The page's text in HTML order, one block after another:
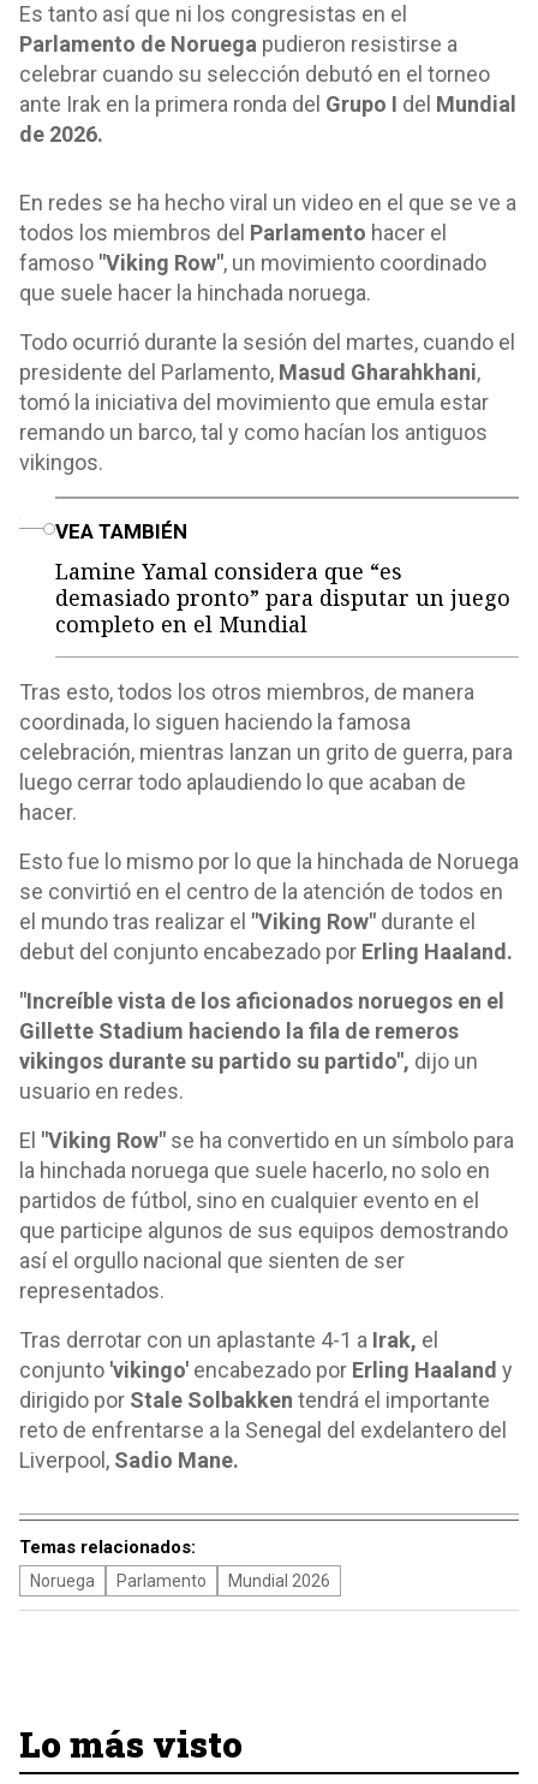
Es tanto así que ni los congresistas en el
Parlamento de Noruega pudieron resistirse a
celebrar cuando su selección debutó en el torneo
ante Irak en la primera ronda del Grupo I del Mundial
de 2026.
En redes se ha hecho viral un video en el que se ve a
todos los miembros del Parlamento hacer el
famoso "Viking Row", un movimiento coordinado
que suele hacer la hinchada noruega.
Todo ocurrió durante la sesión del martes, cuando el
presidente del Parlamento, Masud Gharahkhani,
tomó la iniciativa del movimiento que emula estar
remando un barco, tal y como hacían los antiguos
vikingos.
VEA TAMBIÉN
Lamine Yamal considera que “es
demasiado pronto” para disputar un juego
completo en el Mundial
Tras esto, todos los otros miembros, de manera
coordinada, lo siguen haciendo la famosa
celebración, mientras lanzan un grito de guerra, para
luego cerrar todo aplaudiendo lo que acaban de
hacer.
Esto fue lo mismo por lo que la hinchada de Noruega
se convirtió en el centro de la atención de todos en
el mundo tras realizar el "Viking Row" durante el
debut del conjunto encabezado por Erling Haaland.
"Increíble vista de los aficionados noruegos en el
Gillette Stadium haciendo la fila de remeros
vikingos durante su partido su partido", dijo un
usuario en redes.
El "Viking Row" se ha convertido en un símbolo para
la hinchada noruega que suele hacerlo, no solo en
partidos de fútbol, sino en cualquier evento en el
que participe algunos de sus equipos demostrando
así el orgullo nacional que sienten de ser
representados.
Tras derrotar con un aplastante 4-1 a Irak, el
conjunto 'vikingo' encabezado por Erling Haaland y
dirigido por Stale Solbakken tendrá el importante
reto de enfrentarse a la Senegal del exdelantero del
Liverpool, Sadio Mane.
Temas relacionados:
Noruega Parlamento Mundial 2026
Lo más visto